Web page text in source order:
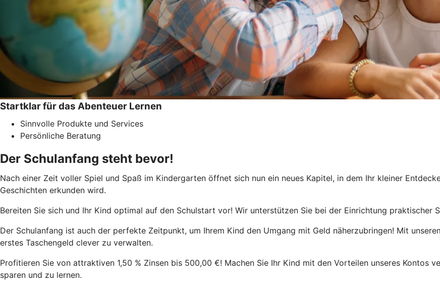
Startklar für das Abenteuer Lernen
Sinnvolle Produkte und Services
Persönliche Beratung
Der Schulanfang steht bevor!
Nach einer Zeit voller Spiel und Spaß im Kindergarten öffnet sich nun ein neues Kapitel, in dem Ihr kleiner
Geschichten erkunden wird.
Bereiten Sie sich und Ihr Kind optimal auf den Schulstart vor! Wir unterstützen Sie bei der Einrichtung praktischer
Der Schulanfang ist auch der perfekte Zeitpunkt, um Ihrem Kind den Umgang mit Geld näherzubringen! Mit
erstes Taschengeld clever zu verwalten.
Profitieren Sie von attraktiven 1,50 % Zinsen bis 500,00 €! Machen Sie Ihr Kind mit den Vorteilen unseres Kontos
sparen und zu lernen.